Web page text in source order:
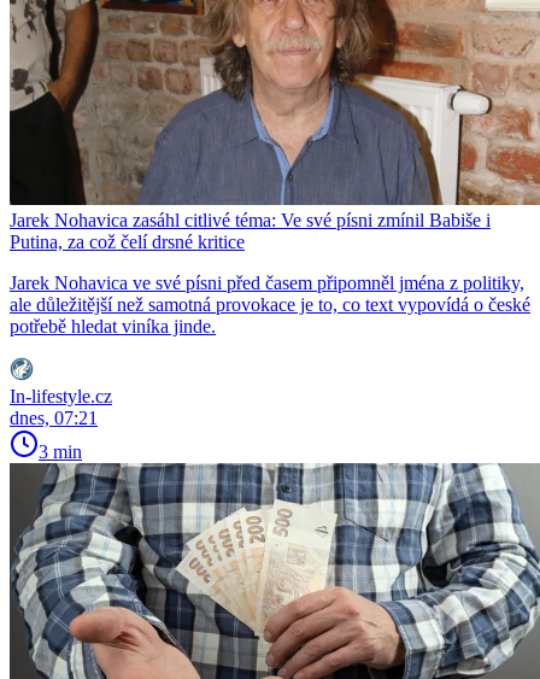
Jarek Nohavica zasáhl citlivé téma: Ve své písni zmínil Babiše i
Putina, za což čelí drsné kritice
Jarek Nohavica ve své písni před časem připomněl jména z politiky,
ale důležitější než samotná provokace je to, co text vypovídá o české
potřebě hledat viníka jinde.
In-lifestyle.cz
dnes, 07:21
3 min